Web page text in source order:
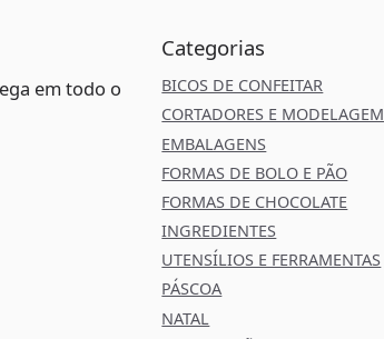
em todo o
Categorias
BICOS DE CONFEITAR
CORTADORES E MODELAGEM
EMBALAGENS
FORMAS DE BOLO E PÃO
FORMAS DE CHOCOLATE
INGREDIENTES
UTENSÍLIOS E FERRAMENTAS
PÁSCOA
NATAL